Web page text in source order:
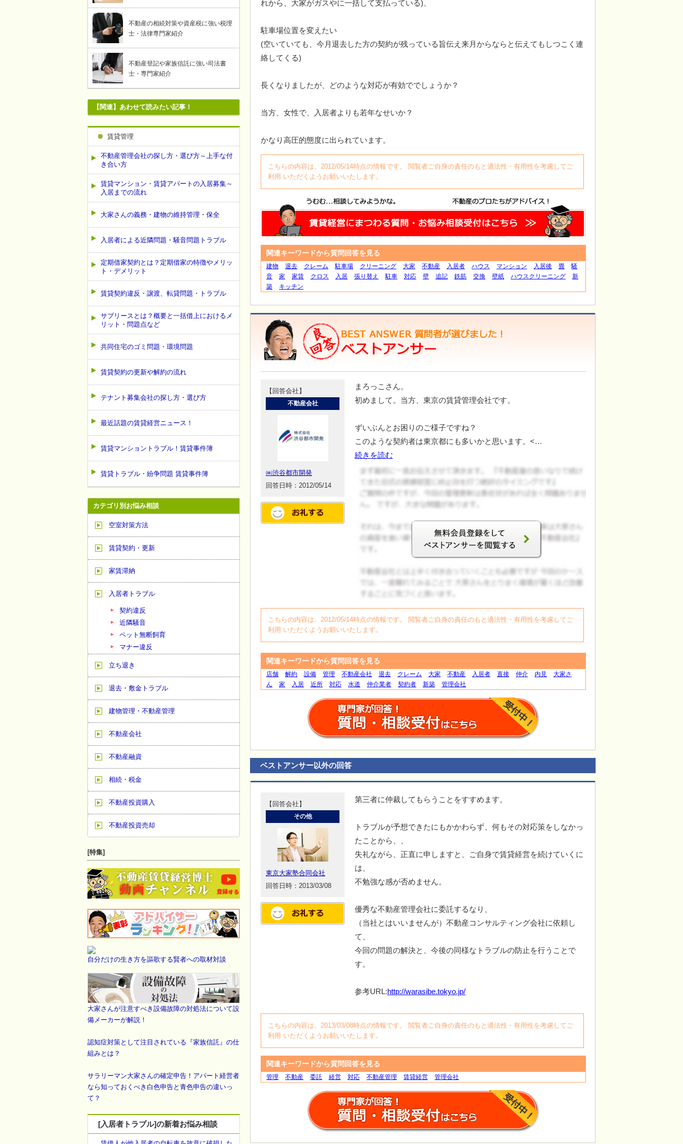
れから、大家がガスやに一括して支払っている)、
駐車場位置を変えたい
(空いていても、今月退去した方の契約が残っている旨伝え来月からならと伝えてもしつこく連
絡してくる)
長くなりましたが、どのような対応が有効ででしょうか？
当方、女性で、入居者よりも若年なせいか？
かなり高圧的態度に出られています。
こちらの内容は、2012/05/14時点の情報です。 閲覧者ご自身の責任のもと適法性・有用性を考慮してご
利用 いただくようお願いいたします。
関連キーワードから質問回答を見る
建物 退去 クレーム 駐車場 クリーニング 大家 不動産 入居者 ハウス マンション 入居後 畳
騒
音
家 家賃 クロス 入居 張り替え 駐車 対応 壁 追記 鉄筋 交換 壁紙 ハウスクリーニング
新
築
キッチン
【回答会社】
不動産会社
㈱渋谷都市開発
回答日時：2012/05/14
まろっこさん。
初めまして。当方、東京の賃貸管理会社です。
ずいぶんとお困りのご様子ですね？
このような契約者は東京都にも多いかと思います。<…
続きを読む
ログイン
こちらの内容は、2012/05/14時点の情報です。 閲覧者ご自身の責任のもと適法性・有用性を考慮してご
利用 いただくようお願いいたします。
関連キーワードから質問回答を見る
店舗 解約 設備 管理 不動産会社 退去 クレーム 大家 不動産 入居者 直接 仲介 内見
大家さ
ん
家 入居 近所 対応 水道 仲介業者 契約者 新築 管理会社
ベストアンサー以外の回答
【回答会社】
その他
東京大家塾合同会社
回答日時：2013/03/08
第三者に仲裁してもらうことをすすめます。
トラブルが予想できたにもかかわらず、何もその対応策をしなかっ
たことから、、
失礼ながら、正直に申しますと、ご自身で賃貸経営を続けていくに
は、
不勉強な感が否めません。
優秀な不動産管理会社に委託するなり、
（当社とはいいませんが）不動産コンサルティング会社に依頼し
て、
今回の問題の解決と、今後の同様なトラブルの防止を行うことで
す。
参考URL:http://warasibe.tokyo.jp/
こちらの内容は、2013/03/08時点の情報です。 閲覧者ご自身の責任のもと適法性・有用性を考慮してご
利用 いただくようお願いいたします。
関連キーワードから質問回答を見る
管理 不動産 委託 経営 対応 不動産管理 賃貸経営 管理会社
不動産の相続対策や資産税に強い税理
士・法律専門家紹介
不動産登記や家族信託に強い司法書
士・専門家紹介
【関連】あわせて読みたい記事！
賃貸管理
不動産管理会社の探し方・選び方～上手な付
き合い方
賃貸マンション・賃貸アパートの入居募集～
入居までの流れ
大家さんの義務・建物の維持管理・保全
入居者による近隣問題・騒音問題トラブル
定期借家契約とは？定期借家の特徴やメリッ
ト・デメリット
賃貸契約違反・譲渡、転貸問題・トラブル
サブリースとは？概要と一括借上におけるメ
リット・問題点など
共同住宅のゴミ問題・環境問題
賃貸契約の更新や解約の流れ
テナント募集会社の探し方・選び方
最近話題の賃貸経営ニュース！
賃貸マンショントラブル！賃貸事件簿
賃貸トラブル・紛争問題 賃貸事件簿
カテゴリ別お悩み相談
空室対策方法
賃貸契約・更新
家賃滞納
入居者トラブル
契約違反
近隣騒音
ペット無断飼育
マナー違反
立ち退き
退去・敷金トラブル
建物管理・不動産管理
不動産会社
不動産融資
相続・税金
不動産投資購入
不動産投資売却
[特集]
自分だけの生き方を謳歌する賢者への取材対談
大家さんが注意すべき設備故障の対処法について設
備メーカーが解説！
認知症対策として注目されている『家族信託』の仕
組みとは？
サラリーマン大家さんの確定申告！アパート経営者
なら知っておくべき白色申告と青色申告の違いっ
て？
[入居者トラブル]の新着お悩み相談